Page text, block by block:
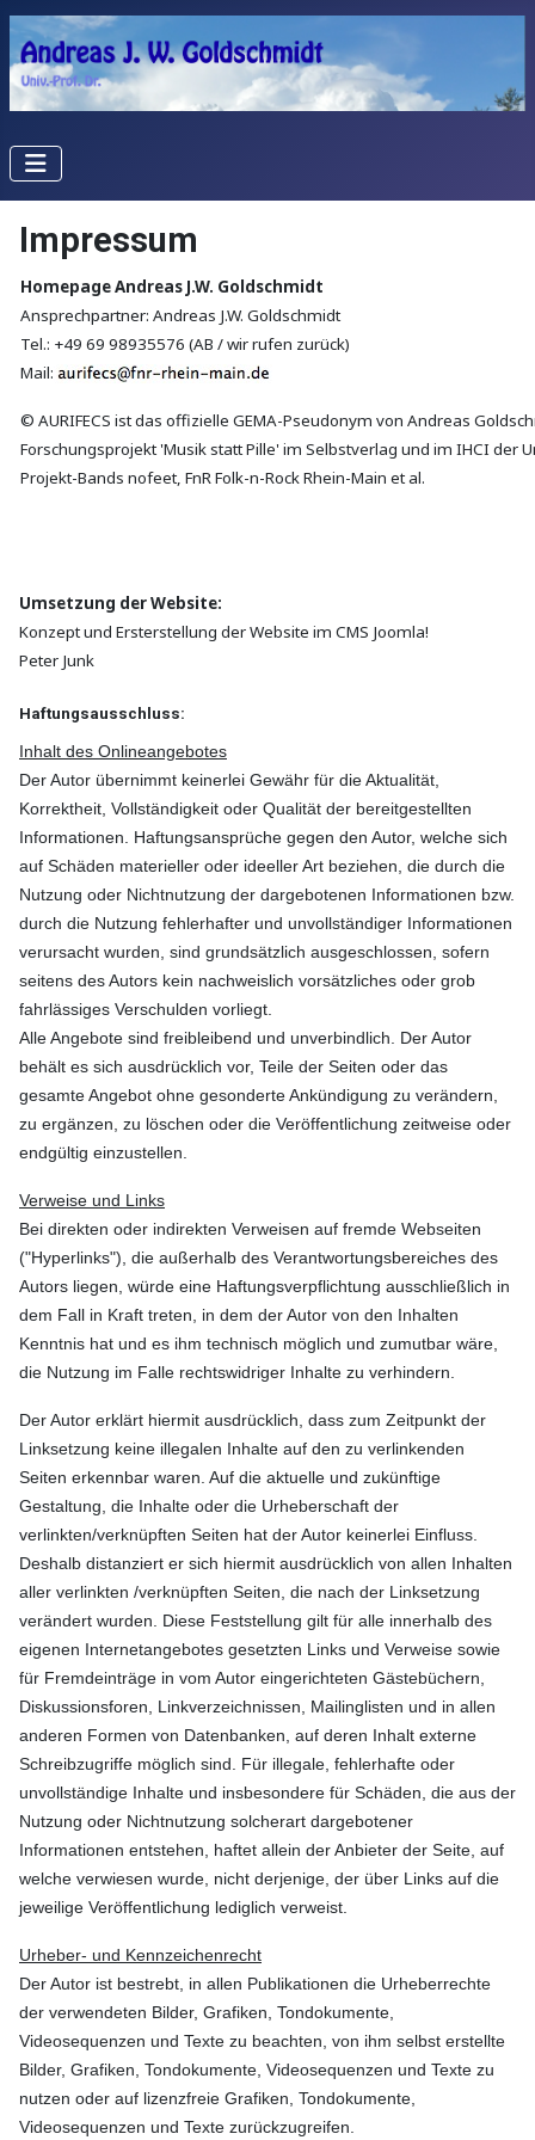
Impressum
Homepage Andreas J.W. Goldschmidt
Ansprechpartner: Andreas J.W. Goldschmidt
Tel.: +49 69 98935576 (AB / wir rufen zurück)
Mail:
© AURIFECS ist das offizielle GEMA-Pseudonym von Andreas
Forschungsprojekt 'Musik statt Pille' im Selbstverlag und im IHCI der
Projekt-Bands nofeet, FnR Folk-n-Rock Rhein-Main et al.
Umsetzung der Website:
Konzept und Ersterstellung der Website im CMS Joomla!
Peter Junk
Haftungsausschluss:
Inhalt des Onlineangebotes
Der Autor übernimmt keinerlei Gewähr für die Aktualität,
Korrektheit, Vollständigkeit oder Qualität der bereitgestellten
Informationen. Haftungsansprüche gegen den Autor, welche sich
auf Schäden materieller oder ideeller Art beziehen, die durch die
Nutzung oder Nichtnutzung der dargebotenen Informationen bzw.
durch die Nutzung fehlerhafter und unvollständiger Informationen
verursacht wurden, sind grundsätzlich ausgeschlossen, sofern
seitens des Autors kein nachweislich vorsätzliches oder grob
fahrlässiges Verschulden vorliegt.
Alle Angebote sind freibleibend und unverbindlich. Der Autor
behält es sich ausdrücklich vor, Teile der Seiten oder das
gesamte Angebot ohne gesonderte Ankündigung zu verändern,
zu ergänzen, zu löschen oder die Veröffentlichung zeitweise oder
endgültig einzustellen.
Verweise und Links
Bei direkten oder indirekten Verweisen auf fremde Webseiten
("Hyperlinks"), die außerhalb des Verantwortungsbereiches des
Autors liegen, würde eine Haftungsverpflichtung ausschließlich in
dem Fall in Kraft treten, in dem der Autor von den Inhalten
Kenntnis hat und es ihm technisch möglich und zumutbar wäre,
die Nutzung im Falle rechtswidriger Inhalte zu verhindern.
Der Autor erklärt hiermit ausdrücklich, dass zum Zeitpunkt der
Linksetzung keine illegalen Inhalte auf den zu verlinkenden
Seiten erkennbar waren. Auf die aktuelle und zukünftige
Gestaltung, die Inhalte oder die Urheberschaft der
verlinkten/verknüpften Seiten hat der Autor keinerlei Einfluss.
Deshalb distanziert er sich hiermit ausdrücklich von allen Inhalten
aller verlinkten /verknüpften Seiten, die nach der Linksetzung
verändert wurden. Diese Feststellung gilt für alle innerhalb des
eigenen Internetangebotes gesetzten Links und Verweise sowie
für Fremdeinträge in vom Autor eingerichteten Gästebüchern,
Diskussionsforen, Linkverzeichnissen, Mailinglisten und in allen
anderen Formen von Datenbanken, auf deren Inhalt externe
Schreibzugriffe möglich sind. Für illegale, fehlerhafte oder
unvollständige Inhalte und insbesondere für Schäden, die aus der
Nutzung oder Nichtnutzung solcherart dargebotener
Informationen entstehen, haftet allein der Anbieter der Seite, auf
welche verwiesen wurde, nicht derjenige, der über Links auf die
jeweilige Veröffentlichung lediglich verweist.
Urheber- und Kennzeichenrecht
Der Autor ist bestrebt, in allen Publikationen die Urheberrechte
der verwendeten Bilder, Grafiken, Tondokumente,
Videosequenzen und Texte zu beachten, von ihm selbst erstellte
Bilder, Grafiken, Tondokumente, Videosequenzen und Texte zu
nutzen oder auf lizenzfreie Grafiken, Tondokumente,
Videosequenzen und Texte zurückzugreifen.